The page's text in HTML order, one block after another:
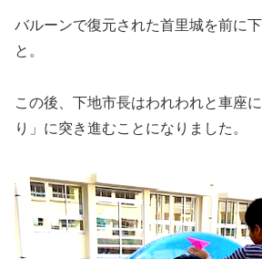
バルーンで復元された首里城を前に
と。
この後、下地市長はわれわれと車座
り」に突き進むことになりました。